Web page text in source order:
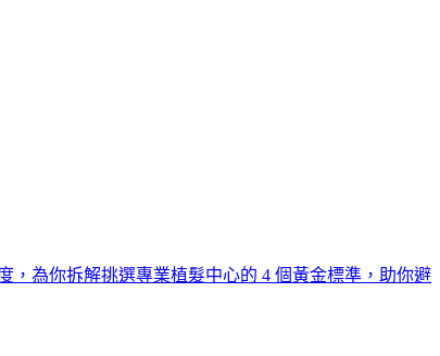
為你拆解挑選專業植髮中心的 4 個黃金標準，助你避